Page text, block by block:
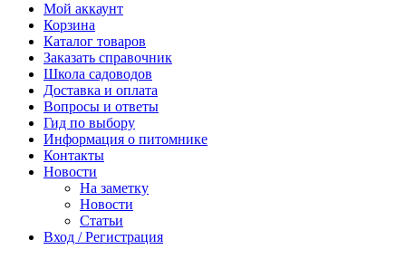
Мой аккаунт
Корзина
Каталог товаров
Заказать справочник
Школа садоводов
Доставка и оплата
Вопросы и ответы
Гид по выбору
Информация о питомнике
Контакты
Новости
На заметку
Новости
Статьи
Вход / Регистрация